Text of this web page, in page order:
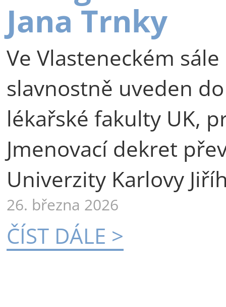
Jana Trnky
Ve Vlasteneckém
slavnostně uveden
lékařské fakulty UK,
Jmenovací dekret
Univerzity Karlovy
26. března 2026
ČÍST DÁLE >